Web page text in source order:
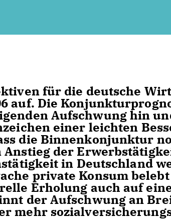
für die deutsche
auf. Die
Aufschwung hin
einer leichten
die Binnenkonjunktur
der
in Deutschland
private Konsum
Erholung auch auf
der Aufschwung an
mehr